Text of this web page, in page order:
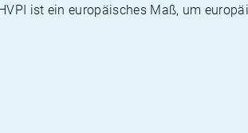
ist ein europäisches Maß, um